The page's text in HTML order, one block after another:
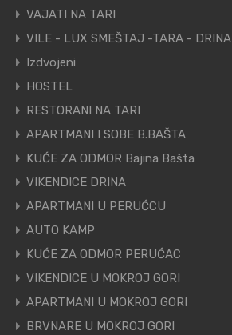
VAJATI NA TARI
VILE - LUX SMEŠTAJ -TARA - DRINA
Izdvojeni
HOSTEL
RESTORANI NA TARI
APARTMANI I SOBE B.BAŠTA
KUĆE ZA ODMOR Bajina Bašta
VIKENDICE DRINA
APARTMANI U PERUĆCU
AUTO KAMP
KUĆE ZA ODMOR PERUĆAC
VIKENDICE U MOKROJ GORI
APARTMANI U MOKROJ GORI
BRVNARE U MOKROJ GORI